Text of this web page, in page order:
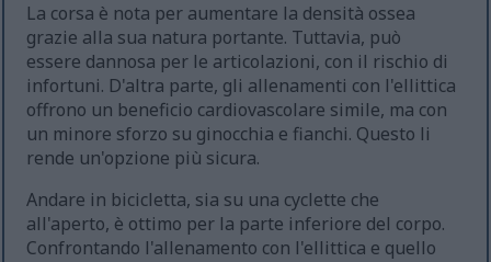
La corsa è nota per aumentare la densità ossea
grazie alla sua natura portante. Tuttavia, può
essere dannosa per le articolazioni, con il rischio di
infortuni. D'altra parte, gli allenamenti con l'ellittica
offrono un beneficio cardiovascolare simile, ma con
un minore sforzo su ginocchia e fianchi. Questo li
rende un'opzione più sicura.
Andare in bicicletta, sia su una cyclette che
all'aperto, è ottimo per la parte inferiore del corpo.
Confrontando l'allenamento con l'ellittica e quello